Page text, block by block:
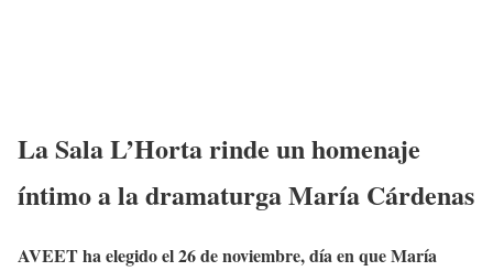
La Sala L’Horta rinde un homenaje
íntimo a la dramaturga María Cárdenas
AVEET ha elegido el 26 de noviembre, día en que María